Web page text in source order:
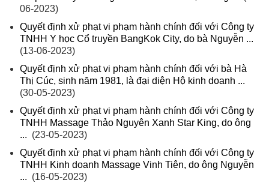
06-2023)
Quyết định xử phạt vi phạm hành chính đối với Công ty
TNHH Y học Cổ truyền BangKok City, do bà Nguyễn ...
(13-06-2023)
Quyết định xử phạt vi phạm hành chính đối với bà Hà
Thị Cúc, sinh năm 1981, là đại diện Hộ kinh doanh ...
(30-05-2023)
Quyết định xử phạt vi phạm hành chính đối với Công ty
TNHH Massage Thảo Nguyên Xanh Star King, do ông
... (23-05-2023)
Quyết định xử phạt vi phạm hành chính đối với Công ty
TNHH Kinh doanh Massage Vinh Tiên, do ông Nguyễn
... (16-05-2023)